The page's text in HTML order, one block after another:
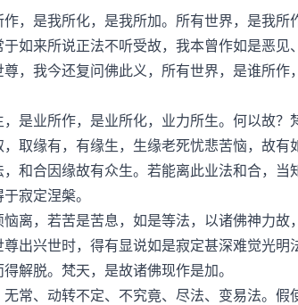
是我所化，是我所加。所有世界，是我所
来所说正法不听受故，我本曾作如是恶见
我今还复问佛此义，所有世界，是谁所作
业所作，是业所化，业力所生。何以故？
取缘有，有缘生，生缘老死忧悲苦恼，故
和合因缘故有众生。若能离此业法和合，
寂定涅槃。
，若苦是苦息，如是等法，以诸佛神力故
出兴世时，得有显说如是寂定甚深难觉光
解脱。梵天，是故诸佛现作是加。
、动转不定、不究竟、尽法、变易法。假